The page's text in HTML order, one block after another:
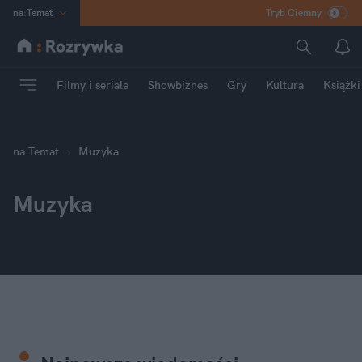
na:Temat
INN Poland
mama
Rozrywka
Tryb Ciemny
Filmy i seriale Showbiznes Gry Kultura Książki
na:Temat Muzyka
Muzyka